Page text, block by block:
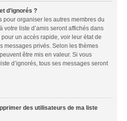
d’ignorés ?
pour organiser les autres membres du
votre liste d’amis seront affichés dans
un accès rapide, voir leur état de
messages privés. Selon les thèmes
être mis en valeur. Si vous
d’ignorés, tous ses messages seront
des utilisateurs de ma liste